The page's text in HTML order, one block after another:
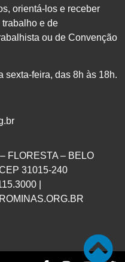
orientá-los e receber
e de
ou de Convenção
sexta-feira, das 8h às 18h.
FLORESTA – BELO
31015-240
|